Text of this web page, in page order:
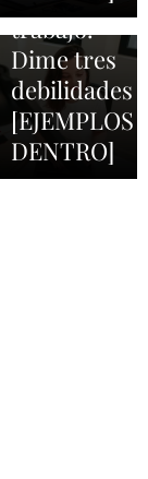
trabajo.
Dime tres
debilidades
[EJEMPLOS
DENTRO]